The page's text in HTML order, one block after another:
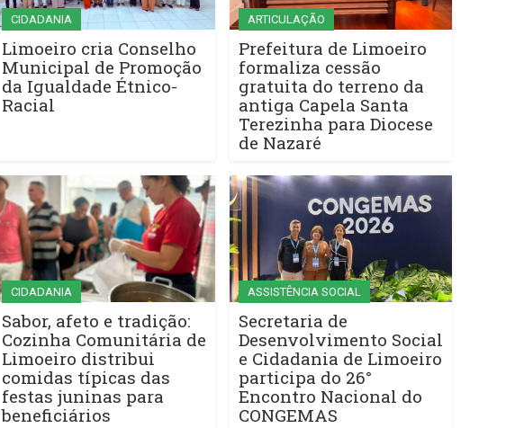
CIDADANIA
Limoeiro cria Conselho
Municipal de Promoção
da Igualdade Étnico-
Racial
ARTICULAÇÃO
Prefeitura de Limoeiro
formaliza cessão
gratuita do terreno da
antiga Capela Santa
Terezinha para Diocese
de Nazaré
CIDADANIA
Sabor, afeto e tradição:
Cozinha Comunitária de
Limoeiro distribui
comidas típicas das
festas juninas para
beneficiários
ASSISTÊNCIA SOCIAL
Secretaria de
Desenvolvimento Social
e Cidadania de Limoeiro
participa do 26°
Encontro Nacional do
CONGEMAS